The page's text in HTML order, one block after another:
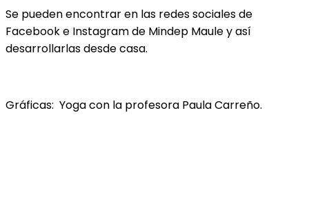
Se pueden encontrar en las redes sociales de
Facebook e Instagram de Mindep Maule y así
desarrollarlas desde casa.
Gráficas: Yoga con la profesora Paula Carreño.